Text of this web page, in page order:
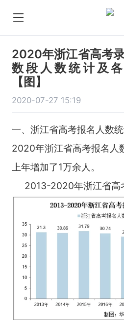
2020年浙江省高考
数段人数统计及
【图】
2020-07-27 15:19
一、浙江省高考报名人数
2020年浙江省高考报名人
上年增加了1万余人。
2013-2020年浙江省高